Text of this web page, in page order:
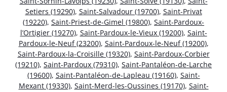
Setiers (19290), Saint-Salvadour (19700), Saint-Privat
(19220), Saint-Priest-de-Gimel (19800), Saint-Pardoux-
l’Ortigier (19270), Saint-Pardoux-le-Vieux (19200), Saint-
Pardoux-le-Neuf (23200), Saint-Pardoux-le-Neuf (19200),
Saint-Pardoux-la-Croisille (19320), Saint-Pardoux-Corbier
(19210), Saint-Pardoux (79310), Saint-Pantaléon-de-Larche
(19600), Saint-Pantaléon-de-Lapleau (19160), Saint-
Mexant (19330), Saint-Merd-les-Oussines (19170), Saint-